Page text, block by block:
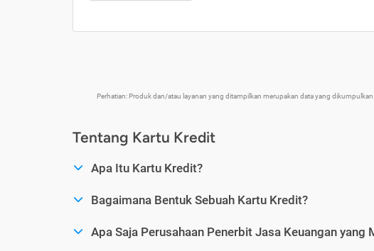
Perhatian: Produk dan/atau layanan yang ditampilkan merupakan data yang
Tentang Kartu Kredit
Apa Itu Kartu Kredit?
Bagaimana Bentuk Sebuah Kartu Kredit?
Apa Saja Perusahaan Penerbit Jasa Keuangan